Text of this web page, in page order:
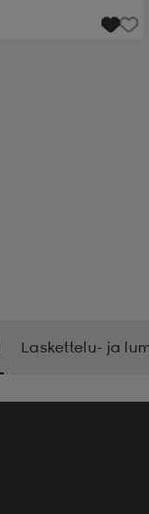
Laskettelu- ja